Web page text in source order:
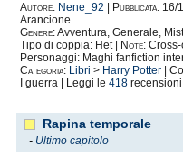
Autore: Nene_92 Pubblicata: 16/
Arancione
Genere:Avventura, Generale,
Tipo di coppia: Het |
Note: Cross-
Personaggi: Maghi fanfiction
Categoria: Libri > Harry Potter |
I guerra | Leggi le 418 recensioni
Rapina temporale
- Ultimo capitolo